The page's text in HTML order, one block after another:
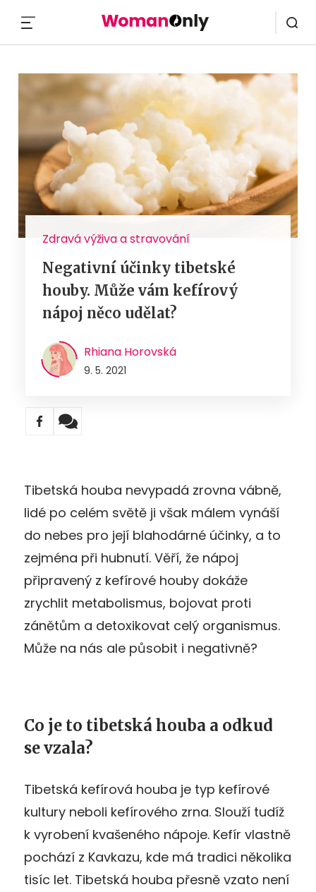
Zdravá výživa a stravování
Negativní účinky tibetské
houby. Může vám kefírový
nápoj něco udělat?
Rhiana Horovská
9. 5. 2021
Tibetská houba nevypadá zrovna vábně,
lidé po celém světě ji však málem vynáší
do nebes pro její blahodárné účinky, a to
zejména při hubnutí. Věří, že nápoj
připravený z kefírové houby dokáže
zrychlit metabolismus, bojovat proti
zánětům a detoxikovat celý organismus.
Může na nás ale působit i negativně?
Co je to tibetská houba a odkud
se vzala?
Tibetská kefírová houba je typ kefírové
kultury neboli kefírového zrna. Slouží tudíž
k vyrobení kvašeného nápoje. Kefír vlastně
pochází z Kavkazu, kde má tradici několika
tisíc let. Tibetská houba přesně vzato není